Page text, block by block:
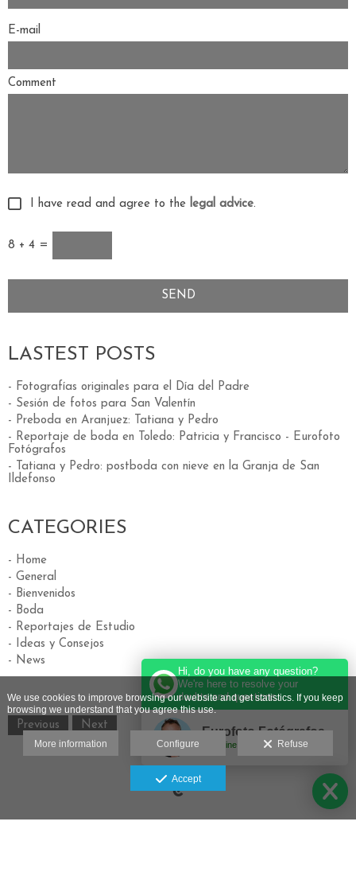
E-mail
Comment
I have read and agree to the legal advice.
8 + 4 =
LASTEST POSTS
- Fotografías originales para el Día del Padre
- Sesión de fotos para San Valentín
- Preboda en Aranjuez: Tatiana y Pedro
- Reportaje de boda en Toledo: Patricia y Francisco - Eurofoto
Fotógrafos
- Tatiana y Pedro: postboda con nieve en la Granja de San
Ildefonso
CATEGORIES
- Home
- General
- Bienvenidos
- Boda
- Reportajes de Estudio
- Ideas y Consejos
- News
Previous Next
We use cookies to improve browsing our website and get statistics. If you keep
browsing we understand that you agree this use.
More information Configure Refuse
Accept
Hi, do you have any question?
We're here to resolve your
doubts and questions.
Eurofoto Fotógrafos
Online